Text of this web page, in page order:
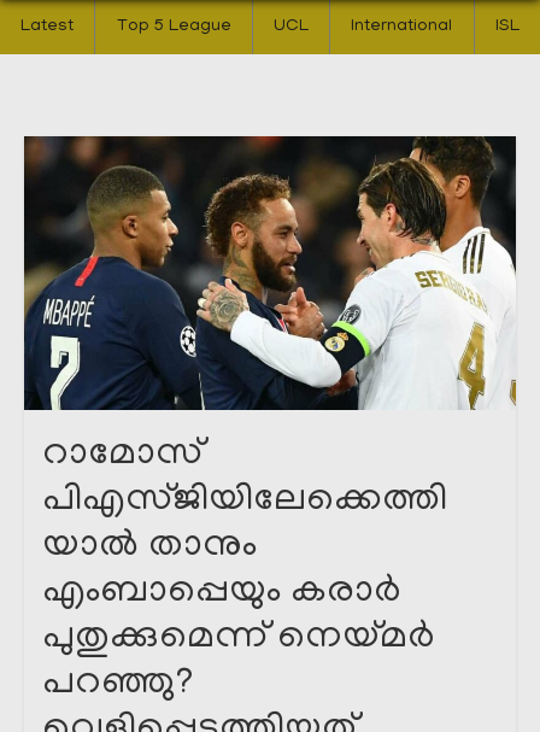
Latest Top 5 League UCL International ISL
റാമോസ്
പിഎസ്ജിയിലേക്കെത്തി
യാൽ താനും
എംബാപ്പെയും കരാർ
പുതുക്കുമെന്ന് നെയ്മർ
പറഞ്ഞു?